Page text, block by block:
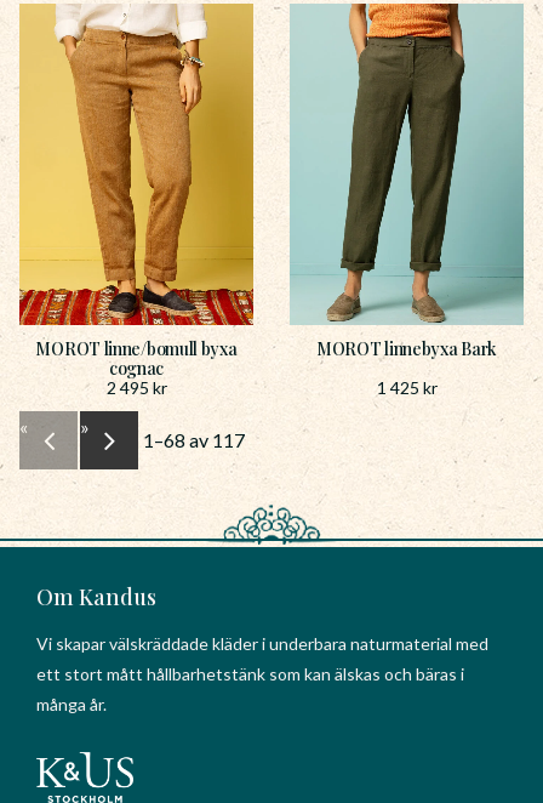
MOROT linne/bomull byxa
cognac
2 495 kr
MOROT linnebyxa Bark
1 425 kr
1–68 av 117
« »
Om Kandus
Vi skapar välskräddade kläder i underbara naturmaterial med
ett stort mått hållbarhetstänk som kan älskas och bäras i
många år.